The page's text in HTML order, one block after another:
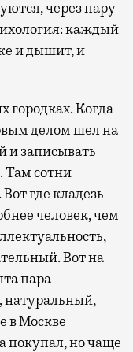
через пару
каждый
и дышит, и
городках. Когда
делом шел на
и записывать
Там сотни
где кладезь
человек, чем
Вот на
пара —
натуральный,
в Москве
покупал, но чаще